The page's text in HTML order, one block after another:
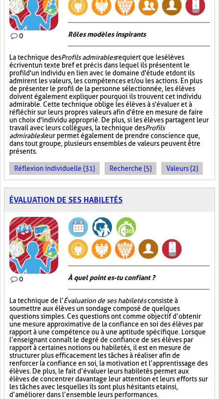
0 Rôles modèles inspirants
La technique desProfils admirablesrequiert que les élèves
écrivent un texte bref et précis dans lequel ils présentent le
profil d'un individu en lien avec le domaine d'étude et dont ils
admirent les valeurs, les compétences et/ou les actions. En plus
de présenter le profil de la personne sélectionnée, les élèves
doivent également expliquer pourquoi ils trouvent cet individu
admirable. Cette technique oblige les élèves à s'évaluer et à
réfléchir sur leurs propres valeurs afin d'être en mesure de faire
un choix d'individu approprié. De plus, si les élèves partagent leur
travail avec leurs collègues, la technique desProfils
admirablesleur permet également de prendre conscience que,
dans tout groupe, plusieurs ensembles de valeurs peuvent être
présents.
Réflexion individuelle (31) Recherche (5) Valeurs (2)
ÉVALUATION DE SES HABILETÉS
0 À quel point es-tu confiant ?
La technique de l’Évaluation de ses habiletésconsiste à
soumettre aux élèves un sondage composé de quelques
questions simples. Ces questions ont comme objectif d’obtenir
une mesure approximative de la confiance en soi des élèves par
rapport à une compétence ou à une aptitude spécifique. Lorsque
l’enseignant connaît le degré de confiance de ses élèves par
rapport à certaines notions ou habiletés, il est en mesure de
structurer plus efficacement les tâches à réaliser afin de
renforcer la confiance en soi, la motivation et l’apprentissage des
élèves. De plus, le fait d’évaluer leurs habiletés permet aux
élèves de concentrer davantage leur attention et leurs efforts sur
les tâches avec lesquelles ils sont plus hésitants et ainsi,
d’améliorer dans l’ensemble leurs performances.